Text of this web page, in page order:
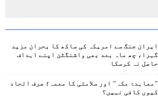
ایران جنگ سے امریکہ کی ساکھ کا بحران مزید
گہرا، چھ ماہ بعد بھی واشنگٹن اپنے اہداف
حاصل نہ کرسکا
"معاہدۂ مکہ" اور سلامتی کا معمہ؛ صرف اتحاد
کیوں کافی نہیں؟